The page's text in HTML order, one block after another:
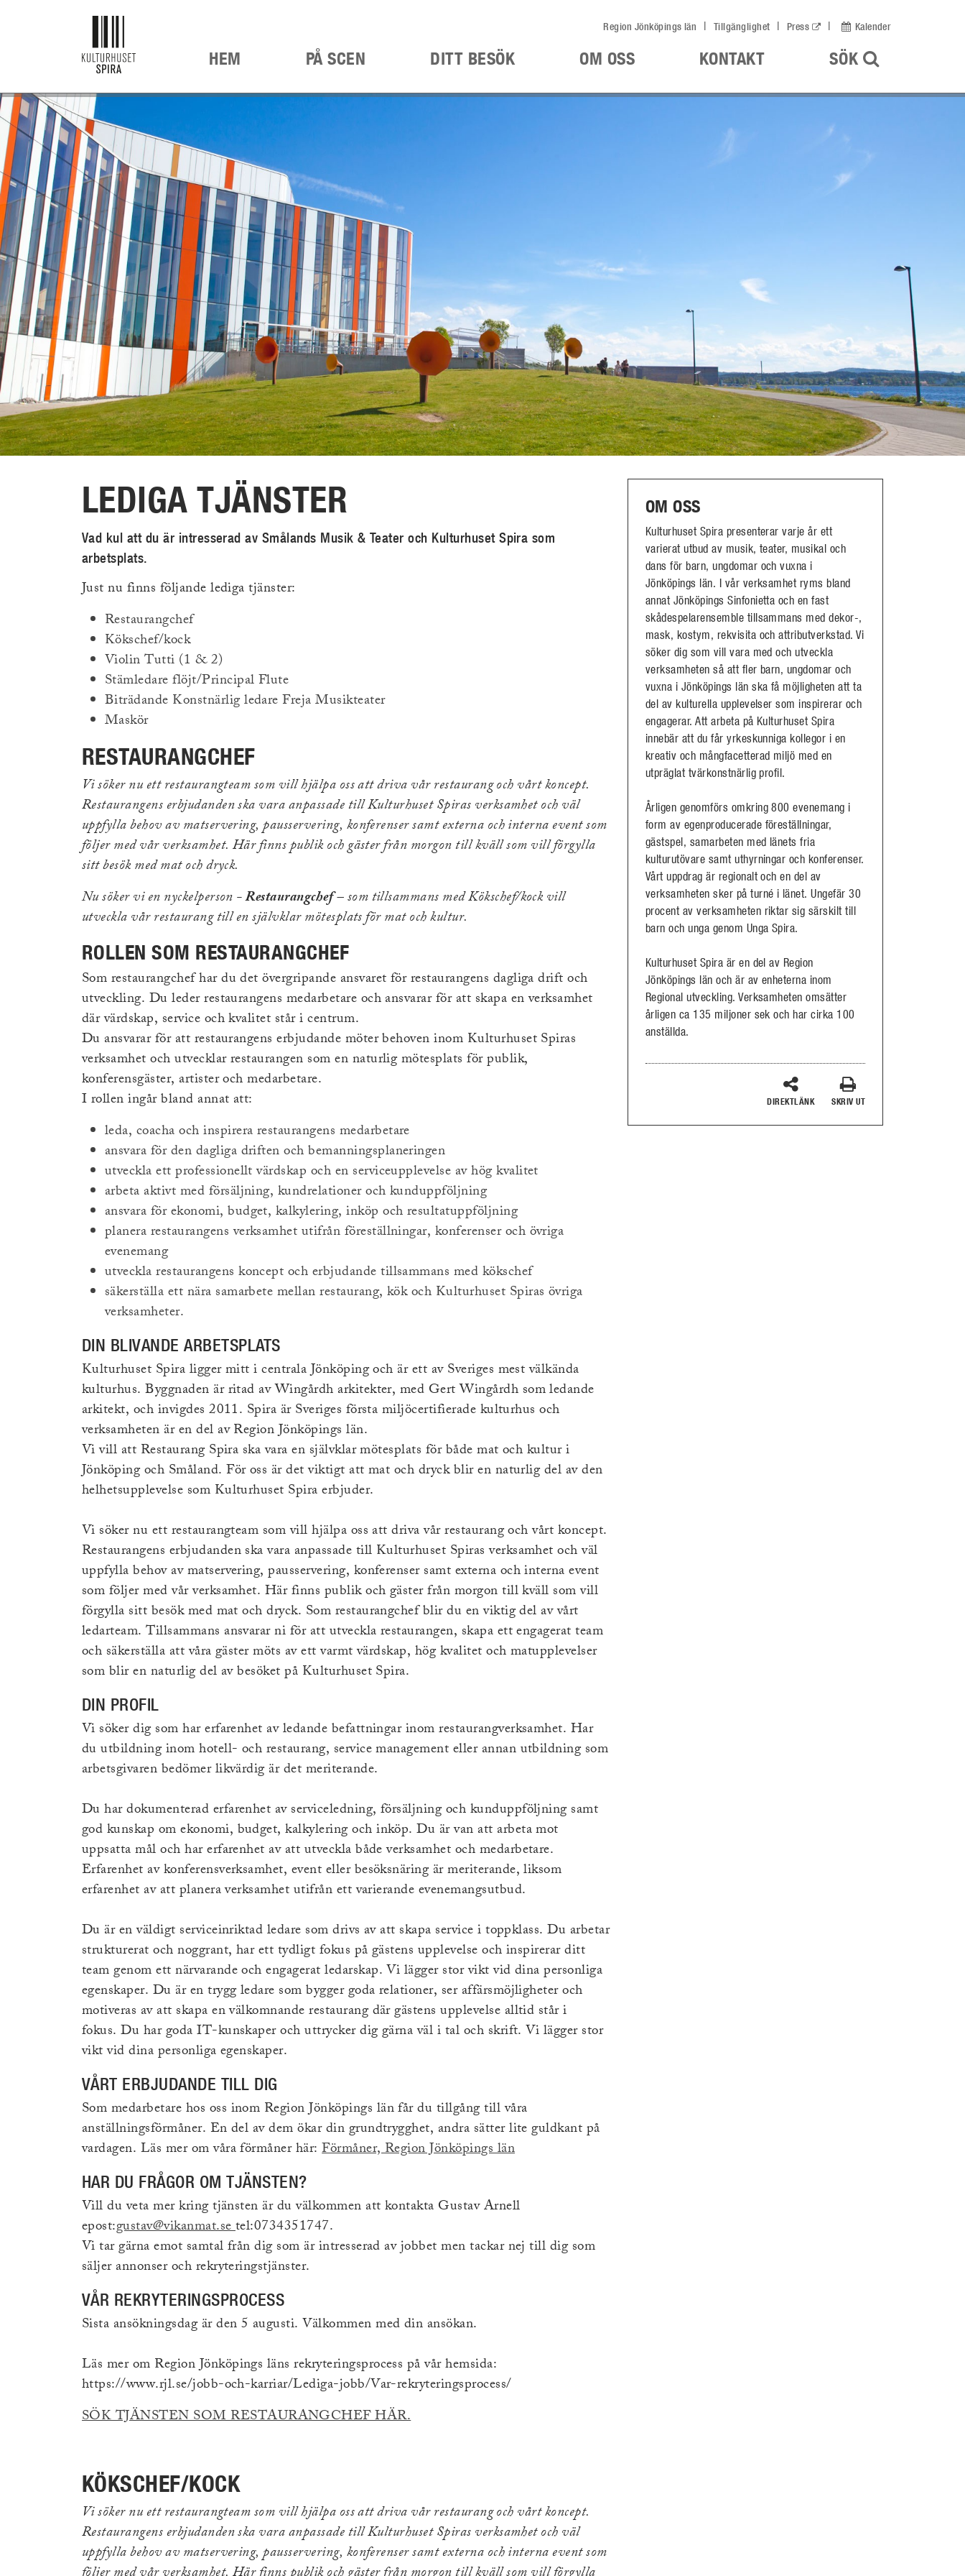
Region Jönköpings län Tillgänglighet Press Kalender
HEM PÅ SCEN DITT BESÖK OM OSS KONTAKT SÖK
LEDIGA TJÄNSTER
Vad kul att du är intresserad av Smålands Musik & Teater och Kulturhuset Spira som
arbetsplats.
Just nu finns följande lediga tjänster:
Restaurangchef
Kökschef/kock
Violin Tutti (1 & 2)
Stämledare flöjt/Principal Flute
Biträdande Konstnärlig ledare Freja Musikteater
Maskör
RESTAURANGCHEF
Vi söker nu ett restaurangteam som vill hjälpa oss att driva vår restaurang och vårt koncept.
Restaurangens erbjudanden ska vara anpassade till Kulturhuset Spiras verksamhet och väl
uppfylla behov av matservering, pausservering, konferenser samt externa och interna event som
följer med vår verksamhet. Här finns publik och gäster från morgon till kväll som vill förgylla
sitt besök med mat och dryck.
Nu söker vi en nyckelperson -Restaurangchef– som tillsammans med Kökschef/kock vill
utveckla vår restaurang till en självklar mötesplats för mat och kultur.
ROLLEN SOM RESTAURANGCHEF
Som restaurangchef har du det övergripande ansvaret för restaurangens dagliga drift och
utveckling. Du leder restaurangens medarbetare och ansvarar för att skapa en verksamhet
där värdskap, service och kvalitet står i centrum.
Du ansvarar för att restaurangens erbjudande möter behoven inom Kulturhuset Spiras
verksamhet och utvecklar restaurangen som en naturlig mötesplats för publik,
konferensgäster, artister och medarbetare.
I rollen ingår bland annat att:
leda, coacha och inspirera restaurangens medarbetare
ansvara för den dagliga driften och bemanningsplaneringen
utveckla ett professionellt värdskap och en serviceupplevelse av hög kvalitet
arbeta aktivt med försäljning, kundrelationer och kunduppföljning
ansvara för ekonomi, budget, kalkylering, inköp och resultatuppföljning
planera restaurangens verksamhet utifrån föreställningar, konferenser och övriga
evenemang
utveckla restaurangens koncept och erbjudande tillsammans med kökschef
säkerställa ett nära samarbete mellan restaurang, kök och Kulturhuset Spiras övriga
verksamheter.
DIN BLIVANDE ARBETSPLATS
Kulturhuset Spira ligger mitt i centrala Jönköping och är ett av Sveriges mest välkända
kulturhus. Byggnaden är ritad av Wingårdh arkitekter, med Gert Wingårdh som ledande
arkitekt, och invigdes 2011. Spira är Sveriges första miljöcertifierade kulturhus och
verksamheten är en del av Region Jönköpings län.
Vi vill att Restaurang Spira ska vara en självklar mötesplats för både mat och kultur i
Jönköping och Småland. För oss är det viktigt att mat och dryck blir en naturlig del av den
helhetsupplevelse som Kulturhuset Spira erbjuder.
Vi söker nu ett restaurangteam som vill hjälpa oss att driva vår restaurang och vårt koncept.
Restaurangens erbjudanden ska vara anpassade till Kulturhuset Spiras verksamhet och väl
uppfylla behov av matservering, pausservering, konferenser samt externa och interna event
som följer med vår verksamhet. Här finns publik och gäster från morgon till kväll som vill
förgylla sitt besök med mat och dryck. Som restaurangchef blir du en viktig del av vårt
ledarteam. Tillsammans ansvarar ni för att utveckla restaurangen, skapa ett engagerat team
och säkerställa att våra gäster möts av ett varmt värdskap, hög kvalitet och matupplevelser
som blir en naturlig del av besöket på Kulturhuset Spira.
DIN PROFIL
Vi söker dig som har erfarenhet av ledande befattningar inom restaurangverksamhet. Har
du utbildning inom hotell- och restaurang, service management eller annan utbildning som
arbetsgivaren bedömer likvärdig är det meriterande.
Du har dokumenterad erfarenhet av serviceledning, försäljning och kunduppföljning samt
god kunskap om ekonomi, budget, kalkylering och inköp. Du är van att arbeta mot
uppsatta mål och har erfarenhet av att utveckla både verksamhet och medarbetare.
Erfarenhet av konferensverksamhet, event eller besöksnäring är meriterande, liksom
erfarenhet av att planera verksamhet utifrån ett varierande evenemangsutbud.
Du är en väldigt serviceinriktad ledare som drivs av att skapa service i toppklass. Du arbetar
strukturerat och noggrant, har ett tydligt fokus på gästens upplevelse och inspirerar ditt
team genom ett närvarande och engagerat ledarskap. Vi lägger stor vikt vid dina personliga
egenskaper. Du är en trygg ledare som bygger goda relationer, ser affärsmöjligheter och
motiveras av att skapa en välkomnande restaurang där gästens upplevelse alltid står i
fokus. Du har goda IT-kunskaper och uttrycker dig gärna väl i tal och skrift. Vi lägger stor
vikt vid dina personliga egenskaper.
VÅRT ERBJUDANDE TILL DIG
Som medarbetare hos oss inom Region Jönköpings län får du tillgång till våra
anställningsförmåner. En del av dem ökar din grundtrygghet, andra sätter lite guldkant på
vardagen. Läs mer om våra förmåner här:Förmåner, Region Jönköpings län(Extern
HAR DU FRÅGOR OM TJÄNSTEN?
Vill du veta mer kring tjänsten är du välkommen att kontakta Gustav Arnell
epost:gustav@vikanmat.setel:0734351747.
Vi tar gärna emot samtal från dig som är intresserad av jobbet men tackar nej till dig som
säljer annonser och rekryteringstjänster.
VÅR REKRYTERINGSPROCESS
Sista ansökningsdag är den 5 augusti. Välkommen med din ansökan.
Läs mer om Region Jönköpings läns rekryteringsprocess på vår hemsida:
https://www.rjl.se/jobb-och-karriar/Lediga-jobb/Var-rekryteringsprocess/
SÖK TJÄNSTEN SOM RESTAURANGCHEF HÄR.(Extern
KÖKSCHEF/KOCK
Vi söker nu ett restaurangteam som vill hjälpa oss att driva vår restaurang och vårt koncept.
Restaurangens erbjudanden ska vara anpassade till Kulturhuset Spiras verksamhet och väl
uppfylla behov av matservering, pausservering, konferenser samt externa och interna event som
OM OSS
Kulturhuset Spira presenterar varje år ett
varierat utbud av musik, teater, musikal och
dans för barn, ungdomar och vuxna i
Jönköpings län. I vår verksamhet ryms bland
annat Jönköpings Sinfonietta och en fast
skådespelarensemble tillsammans med dekor-,
mask, kostym, rekvisita och attributverkstad. Vi
söker dig som vill vara med och utveckla
verksamheten så att fler barn, ungdomar och
vuxna i Jönköpings län ska få möjligheten att ta
del av kulturella upplevelser som inspirerar och
engagerar. Att arbeta på Kulturhuset Spira
innebär att du får yrkeskunniga kollegor i en
kreativ och mångfacetterad miljö med en
utpräglat tvärkonstnärlig profil.
Årligen genomförs omkring 800 evenemang i
form av egenproducerade föreställningar,
gästspel, samarbeten med länets fria
kulturutövare samt uthyrningar och konferenser.
Vårt uppdrag är regionalt och en del av
verksamheten sker på turné i länet. Ungefär 30
procent av verksamheten riktar sig särskilt till
barn och unga genom Unga Spira.
Kulturhuset Spira är en del av Region
Jönköpings län och är av enheterna inom
Regional utveckling. Verksamheten omsätter
årligen ca 135 miljoner sek och har cirka 100
anställda.
DIREKTLÄNK SKRIV UT